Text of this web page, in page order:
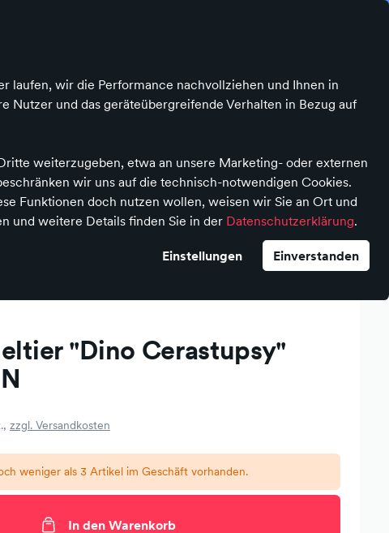
laufen, wir die Performance nachvollziehen und Ihnen in
Nutzer und das geräteübergreifende Verhalten in Bezug auf
weiterzugeben, etwa an unsere Marketing- oder externen
wir uns auf die technisch-notwendigen Cookies.
Funktionen doch nutzen wollen, weisen wir Sie an Ort und
und weitere Details finden Sie in der Datenschutzerklärung.
Einstellungen Einverstanden
Marken tiktok Live Stream Mein Geschäft
Nici Kuscheltier "Dino Cerastupsy" NICI GREEN
"Dino Cerastupsy"
zzgl. Versandkosten
weniger als 3 Artikel im Geschäft vorhanden.
In den Warenkorb